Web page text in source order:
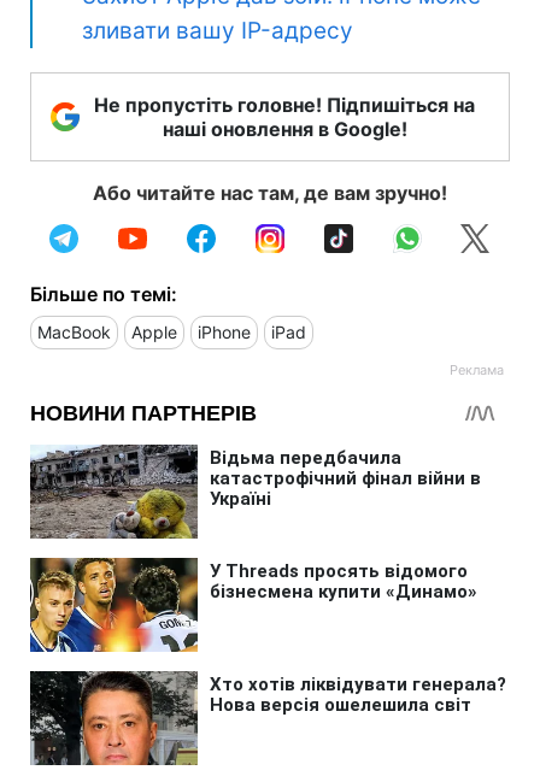
зливати вашу IP-адресу
Не пропустіть головне! Підпишіться на
наші оновлення в Google!
Або читайте нас там, де вам зручно!
Більше по темі:
MacBook Apple iPhone iPad